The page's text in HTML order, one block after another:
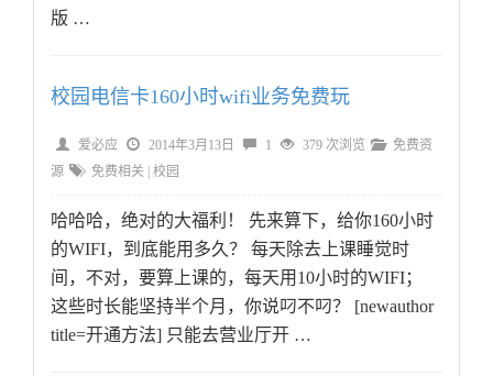
版 …
校园电信卡160小时wifi业务免费玩
爱必应 2014年3月13日 1 379 次浏览
免费资
源
免费相关 校园
哈哈哈，绝对的大福利！ 先来算下，给你160小时
的WIFI，到底能用多久？ 每天除去上课睡觉时
间，不对，要算上课的，每天用10小时的WIFI；
这些时长能坚持半个月，你说叼不叼？ [newauthor
title=开通方法] 只能去营业厅开 …